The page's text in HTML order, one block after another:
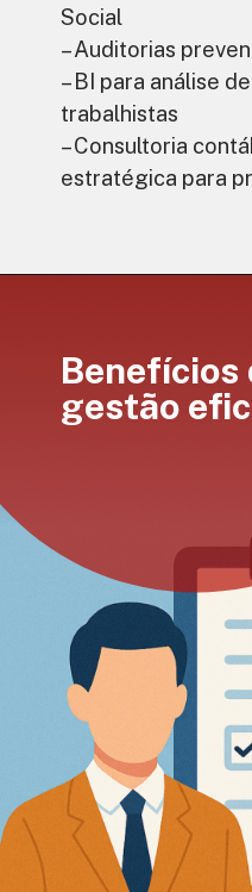
Social
– Auditorias
– BI para análise
trabalhistas
– Consultoria
estratégica para
Benefícios
gestão